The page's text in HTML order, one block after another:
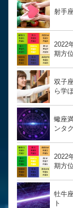
射手
2022
期方
双子
ら学
蠍座
ンタ
2022
期方
牡牛
ト